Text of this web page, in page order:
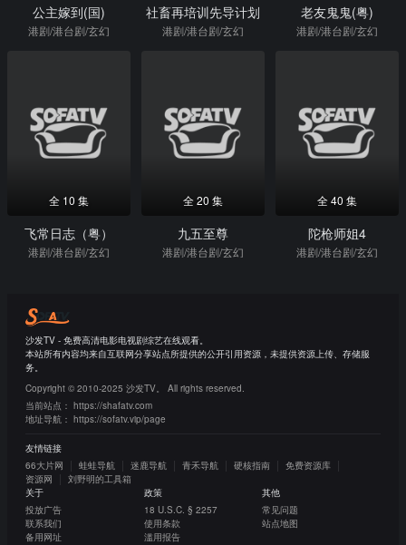
公主嫁到(国)
港剧/港台剧/玄幻
社畜再培训先导计划
港剧/港台剧/玄幻
老友鬼鬼(粤)
港剧/港台剧/玄幻
全 10 集
飞常日志（粤）
港剧/港台剧/玄幻
全 20 集
九五至尊
港剧/港台剧/玄幻
全 40 集
陀枪师姐4
港剧/港台剧/玄幻
沙发TV - 免费高清电影电视剧综艺在线观看。
本站所有内容均来自互联网分享站点所提供的公开引用资源，未提供资源上传、存储服
务。
Copyright © 2010-2025 沙发TV。 All rights reserved.
当前站点： https://shafatv.com
地址导航： https://sofatv.vip/page
友情链接
66大片网
蛙蛙导航 迷鹿导航 青禾导航 硬核指南
免费资源库
资源网
刘野明的工具箱
关于
投放广告
联系我们
备用网址
政策
18 U.S.C. § 2257
使用条款
滥用报告
其他
常见问题
站点地图